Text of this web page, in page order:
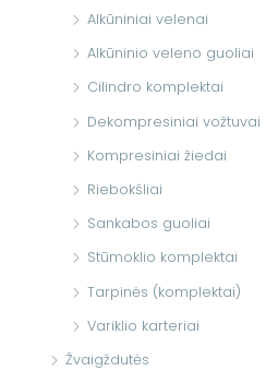
Alkūniniai velenai
Alkūninio veleno guoliai
Cilindro komplektai
Dekompresiniai vožtuvai
Kompresiniai žiedai
Riebokšliai
Sankabos guoliai
Stūmoklio komplektai
Tarpinės (komplektai)
Variklio karteriai
Žvaigždutės